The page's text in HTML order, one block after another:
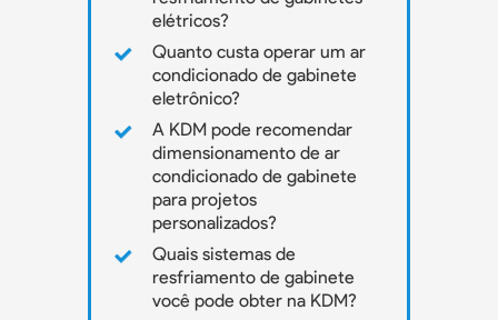
elétricos?
Quanto custa operar um ar
condicionado de gabinete
eletrônico?
A KDM pode recomendar
dimensionamento de ar
condicionado de gabinete
para projetos
personalizados?
Quais sistemas de
resfriamento de gabinete
você pode obter na KDM?